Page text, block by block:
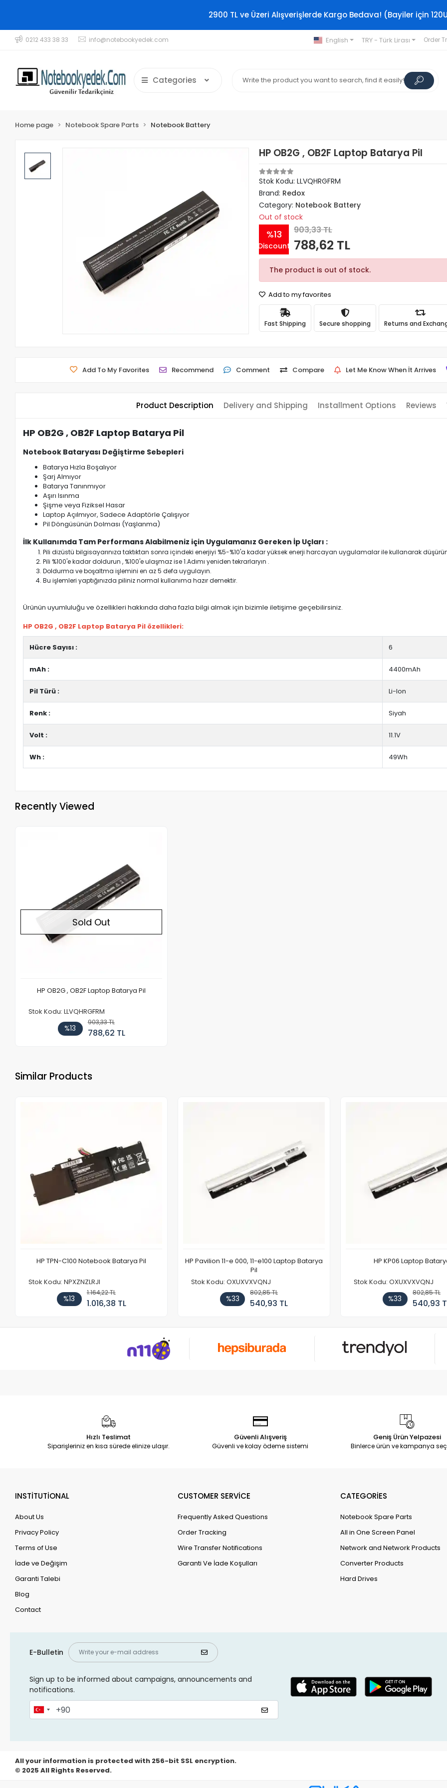
2900 TL ve Üzeri Alışverişlerde Kargo Bedava! (Bayiler için
0212 433 38 33 info@notebookyedek.com English TRY - Türk Lirası Order
Categories
Home page Notebook Spare Parts Notebook Battery
HP OB2G , OB2F Laptop Batarya Pil
Stok Kodu: LLVQHRGFRM
Brand: Redox
Category: Notebook Battery
Out of stock
%13
Discount
903,33 TL
788,62 TL
The product is out of stock.
Add to my favorites
Fast Shipping Secure shopping Returns and
Add To My Favorites Recommend Comment Compare Let Me Know When İt Arrives
Product Description Delivery and Shipping Installment Options Reviews
HP OB2G , OB2F Laptop Batarya Pil
Notebook Bataryası Değiştirme Sebepleri
Batarya Hızla Boşalıyor
Şarj Almıyor
Batarya Tanınmıyor
Aşırı Isınma
Şişme veya Fiziksel Hasar
Laptop Açılmıyor, Sadece Adaptörle Çalışıyor
Pil Döngüsünün Dolması (Yaşlanma)
İlk Kullanımda Tam Performans Alabilmeniz için Uygulamanız Gereken İp Uçları :
Pili dizüstü bilgisayarınıza taktıktan sonra içindeki enerjiyi %5-%10'a kadar yüksek enerji harcayan uygulamalar ile kullanarak
Pili %100'e kadar doldurun , %100'e ulaşmaz ise 1.Adımı yeniden tekrarlaryın .
Doldurma ve boşaltma işlemini en az 5 defa uygulayın.
Bu işlemleri yaptığınızda piliniz normal kullanıma hazır demektir.
Ürünün uyumluluğu ve özellikleri hakkında daha fazla bilgi almak için bizimle iletişime geçebilirsiniz.
HP OB2G , OB2F Laptop Batarya Pil özellikleri:
Hücre Sayısı : 6
mAh : 4400mAh
Pil Türü : Li-Ion
Renk : Siyah
Volt : 11.1V
Wh : 49Wh
Recently Viewed
Sold Out
HP OB2G , OB2F Laptop Batarya Pil
Stok Kodu: LLVQHRGFRM
%13
903,33 TL
788,62 TL
Similar Products
HP TPN-C100 Notebook Batarya Pil
Stok Kodu: NPXZNZLRJI
%13
1.164,22 TL
1.016,38 TL
HP Pavilion 11-e 000, 11-e100 Laptop Batarya
Pil
Stok Kodu: OXUXVXVQNJ
%33
802,85 TL
540,93 TL
HP KP06 Laptop
Stok Kodu: OXUXVXVQNJ
%33
802,85 TL
540,93
Hızlı Teslimat
Siparişleriniz en kısa sürede elinize ulaşır.
Güvenli Alışveriş
Güvenli ve kolay ödeme sistemi
Geniş Ürün Yelpazesi
Binlerce ürün ve kampanya
INSTİTUTİONAL
About Us
Privacy Policy
Terms of Use
İade ve Değişim
Garanti Talebi
Blog
Contact
CUSTOMER SERVİCE
Frequently Asked Questions
Order Tracking
Wire Transfer Notifications
Garanti Ve İade Koşulları
CATEGORİES
Notebook Spare Parts
All in One Screen Panel
Network and Network Products
Converter Products
Hard Drives
E-Bulletin
Sign up to be informed about campaigns, announcements and
notifications.
All your information is protected with 256-bit SSL encryption.
© 2025 All Rights Reserved.